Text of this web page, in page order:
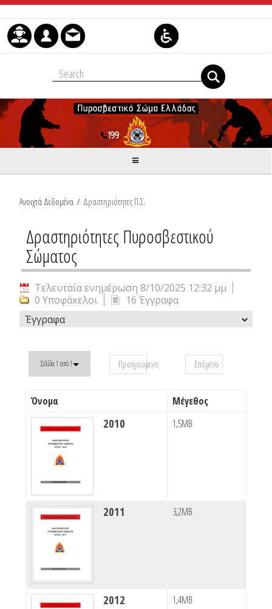
Μετάβαση στο περιεχόμενο
Ανοιχτά Δεδομένα / Δραστηριότητες Π.Σ.
Δραστηριότητες Πυροσβεστικού
Σώματος
Τελευταία ενημέρωση 8/10/2025 12:32 μμ
0 Υποφάκελοι
16 Έγγραφα
Έγγραφα
Σελίδα 1 από 1 Προηγούμενο Επόμενο
Όνομα Μέγεθος
2010 1,5MB
2011 3,2MB
2012 1,4MB